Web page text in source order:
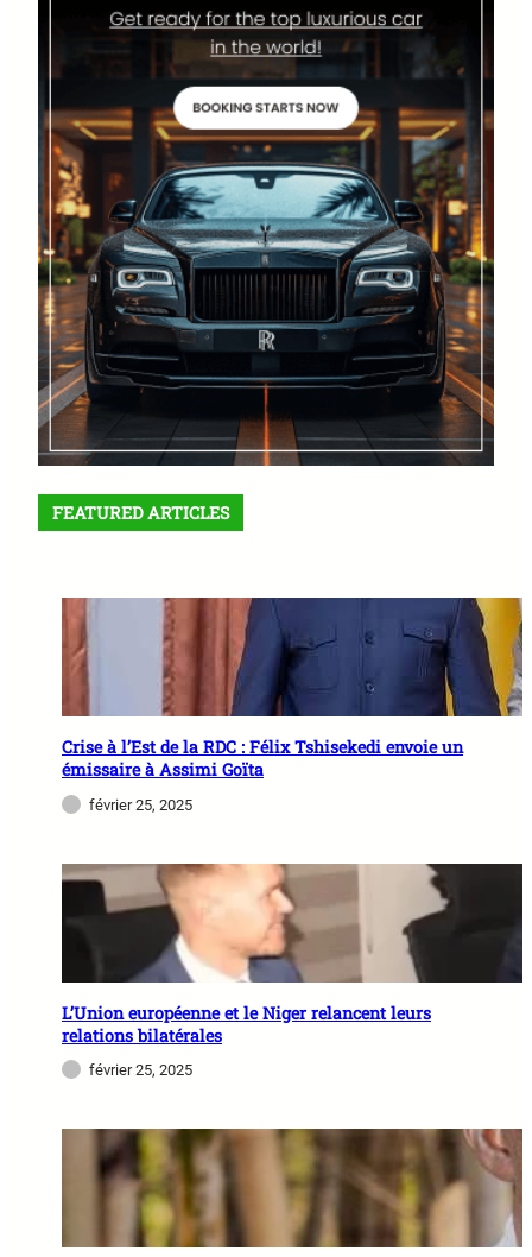
FEATURED ARTICLES
Crise à l’Est de la RDC : Félix Tshisekedi envoie un
émissaire à Assimi Goïta
février 25, 2025
L’Union européenne et le Niger relancent leurs
relations bilatérales
février 25, 2025